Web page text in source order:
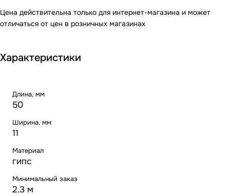
Цена действительна только для интернет-магазина и может
отличаться от цен в розничных магазинах
Характеристики
Длина, мм
50
Ширина, мм
11
Материал
гипс
Минимальный заказ
2.3 м